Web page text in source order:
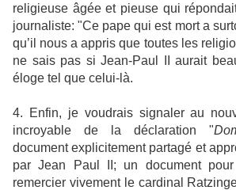
religieuse âgée et pieuse qui
journaliste: "Ce pape qui est mort a
qu’il nous a appris que toutes les
ne sais pas si Jean-Paul II aurait
éloge tel que celui-là.
4. Enfin, je voudrais signaler au
incroyable de la déclaration "
document explicitement partagé et
par Jean Paul II; un document
remercier vivement le cardinal